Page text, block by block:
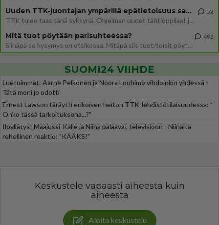
Uuden TTK-juontajan ympärillä epätietoisuus sakenee - Nyt MTV hämmentää soppaa
TTK tulee taas tänä syksynä. Ohjelman uudet tähtioppilaat julkistetaan torstaina 6. elokuuta klo 14 alkavassa lehdistö
52
Mitä tuot pöytään parisuhteessa?
Siinäpä se kysymys on otsikossa. Mitäpä siis tuot/toisit pöytään parisuhteessa? Oletko mies vai nainen? Koetko sen mitä
492
SUOMI24 VIIHDE
Luetuimmat: Aarne Pelkonen ja Noora Louhimo vihdoinkin yhdessä -
Tätä moni jo odotti
Ernest Lawson täräytti erikoisen heiton TTK-lehdistötilaisuudessa: "
Onko tässä tarkoituksena...?"
Iloyllätys! Maajussi-Kalle ja Niina palaavat televisioon - Niinalta
rehellinen reaktio: "KÄÄKS!"
Keskustele vapaasti aiheesta kuin
aiheesta
Aloita keskustelu